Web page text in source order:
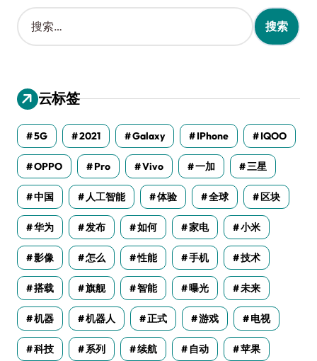
搜
索
：
云标签
5G 2021 Galaxy IPhone IQOO
OPPO Pro Vivo 一加 三星
中国 人工智能 体验 全球 区块
华为 发布 如何 家电 小米
影像 怎么 性能 手机 技术
搭载 旗舰 智能 曝光 未来
机器 机器人 正式 游戏 电视
科技 系列 续航 自动 苹果